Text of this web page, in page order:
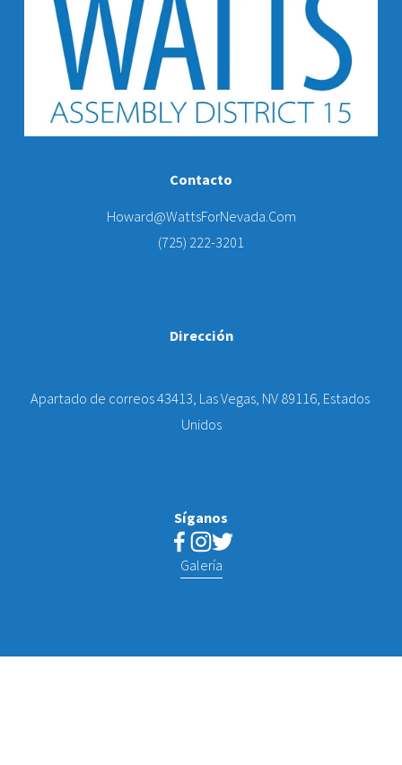
Contacto
Howard@WattsForNevada.Com
(725) 222-3201
Dirección
Apartado de correos 43413, Las Vegas, NV 89116, Estados
Unidos
Síganos
Galería